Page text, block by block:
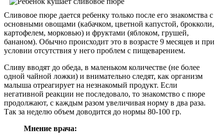
Сливовое пюре дается ребенку только после его знакомства с
основными овощами (кабачком, цветной капустой, брокколи,
картофелем, морковью) и фруктами (яблоком, грушей,
бананом). Обычно происходит это в возрасте 9 месяцев и при
условии отсутствия у него проблем с пищеварением.
Сливу вводят до обеда, в маленьком количестве (не более
одной чайной ложки) и внимательно следят, как организм
малыша отреагирует на незнакомый продукт. Если
негативной реакции не последовало, то знакомство с пюре
продолжают, с каждым разом увеличивая норму в два раза.
Так за неделю объем доводится до нормы 80-100 гр.
Мнение врача: